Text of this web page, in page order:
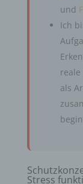
und
Ich
als
Stress